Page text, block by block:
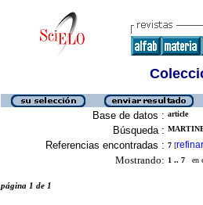
Base de datos : article
Búsqueda :
Referencias encontradas : 7 [refinar
Mostrando: 1 .. 7 en
página 1 de 1